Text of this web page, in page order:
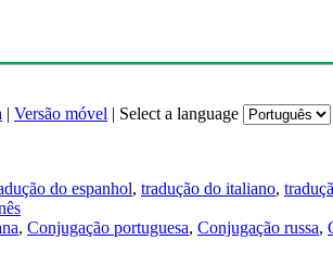
| Versão móvel | Select a language
do espanhol, tradução do italiano,
, Conjugação portuguesa, Conjugação russa,